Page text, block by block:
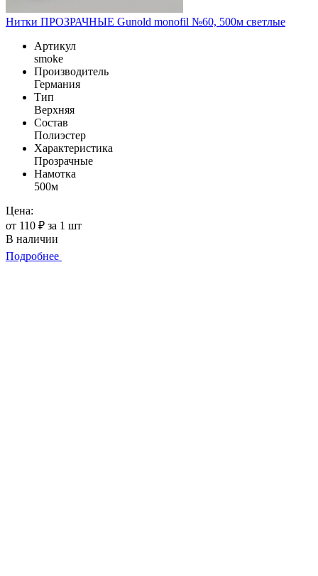
Нитки ПРОЗРАЧНЫЕ Gunold monofil №60, 500м светлые
Артикул
smoke
Производитель
Германия
Тип
Верхняя
Состав
Полиэстер
Характеристика
Прозрачные
Намотка
500м
Цена:
от 110 ₽ за 1 шт
В наличии
Подробнее